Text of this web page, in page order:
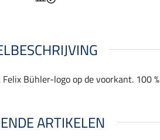
Bühler-logo op de voorkant. 100
ARTIKELEN